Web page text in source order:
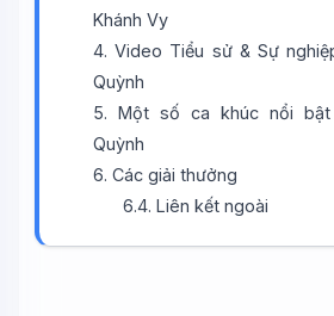
Khánh Vy
4. Video Tiểu sử & Sự
Quỳnh
5. Một số ca khúc nổi bật
Quỳnh
6. Các giải thưởng
6.4. Liên kết ngoài